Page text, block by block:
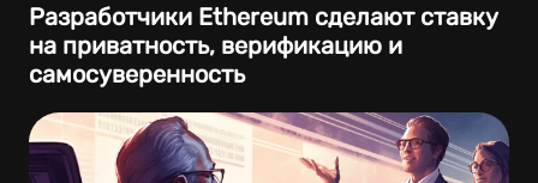
Разработчики Ethereum сделают ставку
на приватность, верификацию и
самосуверенность